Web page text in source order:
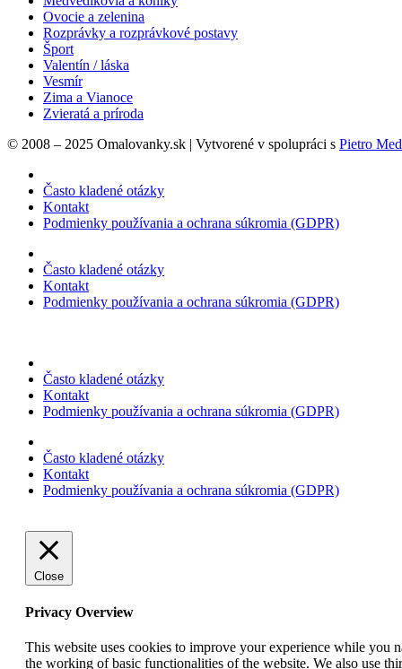
Ovocie a zelenina
Rozprávky a rozprávkové postavy
Šport
Valentín / láska
Vesmír
Zima a Vianoce
Zvieratá a príroda
© 2008 – 2025 Omalovanky.sk | Vytvorené v spolupráci s Pietro
Často kladené otázky
Kontakt
Podmienky používania a ochrana súkromia (GDPR)
Často kladené otázky
Kontakt
Podmienky používania a ochrana súkromia (GDPR)
Často kladené otázky
Kontakt
Podmienky používania a ochrana súkromia (GDPR)
Často kladené otázky
Kontakt
Podmienky používania a ochrana súkromia (GDPR)
Close
Privacy Overview
This website uses cookies to improve your experience while you
the working of basic functionalities of the website. We also use